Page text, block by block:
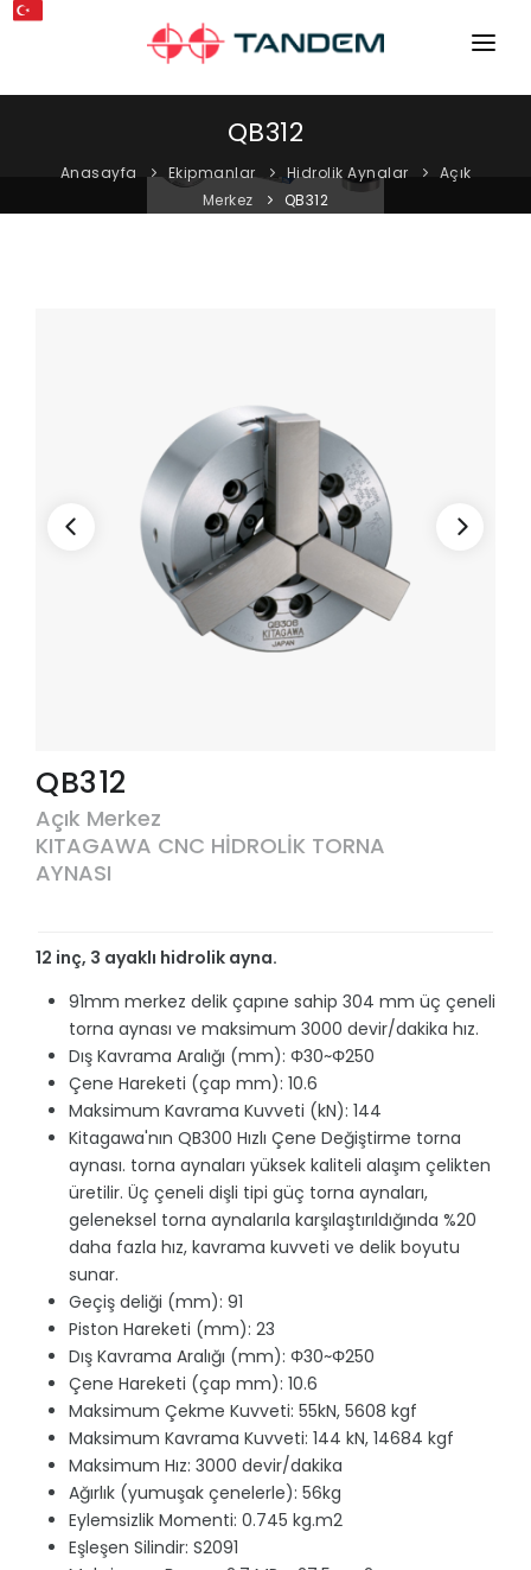
ANA SAYFA
SERVIS
QB312
Anasayfa Ekipmanlar Hidrolik Aynalar
Açık
Merkez
QB312
QB312
Açık Merkez
KITAGAWA CNC HİDROLİK TORNA
AYNASI
12 inç, 3 ayaklı hidrolik ayna.
91mm merkez delik çapıne sahip 304 mm üç çeneli
torna aynası ve maksimum 3000 devir/dakika hız.
Dış Kavrama Aralığı (mm): Φ30~Φ250
Çene Hareketi (çap mm): 10.6
Maksimum Kavrama Kuvveti (kN): 144
Kitagawa'nın QB300 Hızlı Çene Değiştirme torna
aynası. torna aynaları yüksek kaliteli alaşım çelikten
üretilir. Üç çeneli dişli tipi güç torna aynaları,
geleneksel torna aynalarıla karşılaştırıldığında %20
daha fazla hız, kavrama kuvveti ve delik boyutu
sunar.
Geçiş deliği (mm): 91
Piston Hareketi (mm): 23
Dış Kavrama Aralığı (mm): Φ30~Φ250
Çene Hareketi (çap mm): 10.6
Maksimum Çekme Kuvveti: 55kN, 5608 kgf
Maksimum Kavrama Kuvveti: 144 kN, 14684 kgf
Maksimum Hız: 3000 devir/dakika
Ağırlık (yumuşak çenelerle): 56kg
Eylemsizlik Momenti: 0.745 kg.m2
Eşleşen Silindir: S2091